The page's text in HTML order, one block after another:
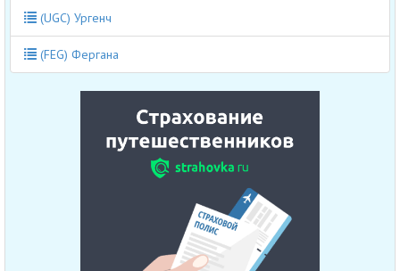
(UGC) Ургенч
(FEG) Фергана